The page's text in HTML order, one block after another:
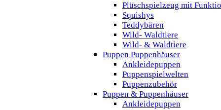
Plüschspielzeug mit
Squishys
Teddybären
Wild- Waldtiere
Wild- & Waldtiere
Puppen Puppenhäuser
Ankleidepuppen
Puppenspielwelten
Puppenzubehör
Puppen & Puppenhäuser
Ankleidepuppen